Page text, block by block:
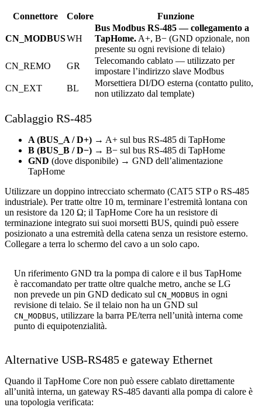
Connettore Colore Funzione
CN_MODBUSWH
Bus Modbus RS-485 — collegamento a
TapHome. A+, B− (GND opzionale, non
presente su ogni revisione di telaio)
CN_REMO
GR
Telecomando cablato — utilizzato per
impostare l’indirizzo slave Modbus
CN_EXT
BL
Morsettiera DI/DO esterna (contatto pulito,
non utilizzato dal template)
Cablaggio RS-485
A (BUS_A / D+) → A+ sul bus RS-485 di TapHome
B (BUS_B / D−) → B− sul bus RS-485 di TapHome
GND (dove disponibile) → GND dell’alimentazione
TapHome
Utilizzare un doppino intrecciato schermato (CAT5 STP o RS-485
industriale). Per tratte oltre 10 m, terminare l’estremità lontana con
un resistore da 120 Ω; il TapHome Core ha un resistore di
terminazione integrato sui suoi morsetti BUS, quindi può essere
posizionato a una estremità della catena senza un resistore esterno.
Collegare a terra lo schermo del cavo a un solo capo.
Un riferimento GND tra la pompa di calore e il bus TapHome
è raccomandato per tratte oltre qualche metro, anche se LG
non prevede un pin GND dedicato sul CN_MODBUS in ogni
revisione di telaio. Se il telaio non ha un GND sul
CN_MODBUS, utilizzare la barra PE/terra nell’unità interna come
punto di equipotenzialità.
Alternative USB-RS485 e gateway Ethernet
Quando il TapHome Core non può essere cablato direttamente
all’unità interna, un gateway RS-485 davanti alla pompa di calore è
una topologia verificata: